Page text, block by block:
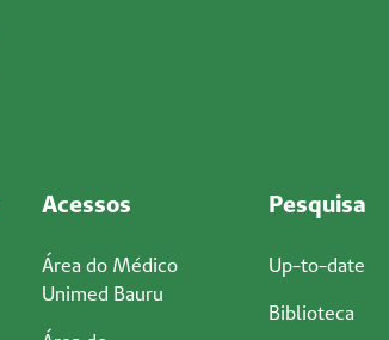
Acessos
Área do Médico
Unimed Bauru
Pesquisa
Up-to-date
Biblioteca